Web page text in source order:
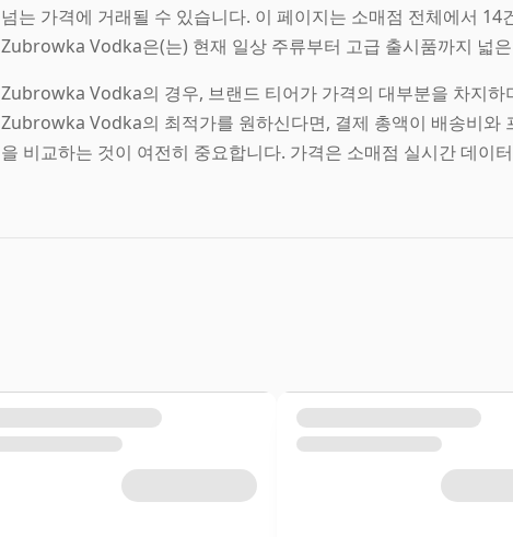
넘는 가격에 거래될 수 있습니다. 이 페이지는 소매점 전체에서
Zubrowka Vodka은(는) 현재 일상 주류부터 고급 출시품까지 넓
Zubrowka Vodka의 경우, 브랜드 티어가 가격의 대부분을 차지하
Zubrowka Vodka의 최적가를 원하신다면, 결제 총액이 배송비와
을 비교하는 것이 여전히 중요합니다. 가격은 소매점 실시간 데이